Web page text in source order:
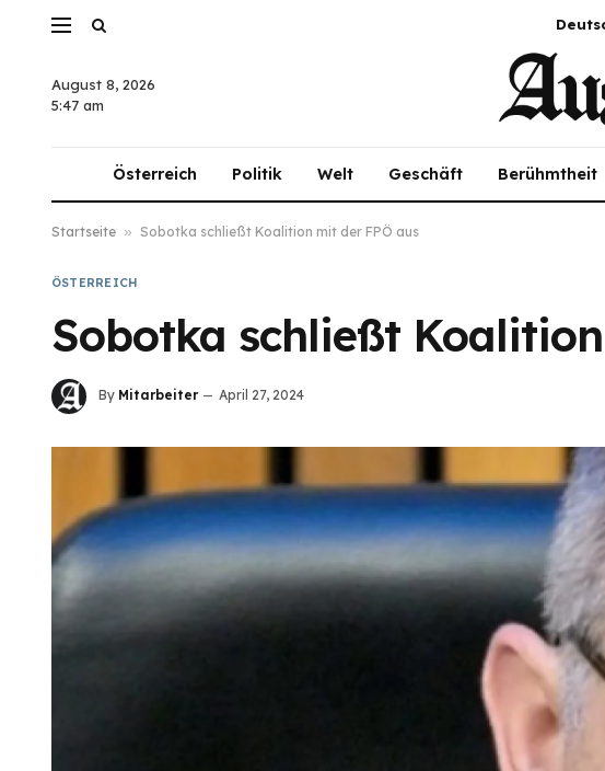
August 8, 2026
5:47 am
Österreich Politik Welt Geschäft Berühmtheit
Startseite » Sobotka schließt Koalition mit der FPÖ aus
ÖSTERREICH
Sobotka schließt
By Mitarbeiter April 27, 2024